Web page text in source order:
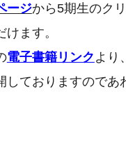
ージから5期生のク
けます。
電子書籍リンク より
しておりますのであ